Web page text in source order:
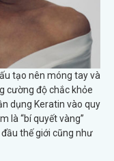
tạo nên móng tay và
cường độ chắc khỏe
dụng Keratin vào quy
là “bí quyết vàng”
thế giới cũng như